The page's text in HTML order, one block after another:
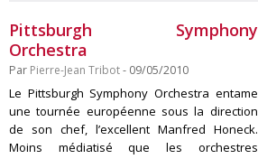
Pittsburgh Symphony
Orchestra
Par Pierre-Jean Tribot- 09/05/2010
Le Pittsburgh Symphony Orchestra entame
une tournée européenne sous la direction
de son chef, l’excellent Manfred Honeck.
Moins médiatisé que les orchestres